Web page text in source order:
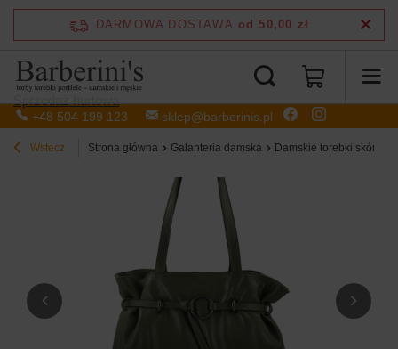
+48 504 199 123 sklep@barberinis.pl
DARMOWA DOSTAWA od 50,00 zł
Wstecz Strona główna Galanteria damska Damskie torebki